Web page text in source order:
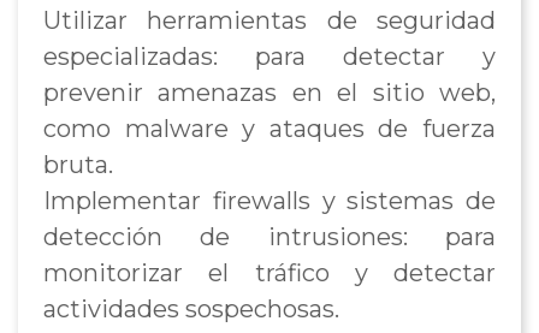
Utilizar herramientas de seguridad
especializadas: para detectar y
prevenir amenazas en el sitio web,
como malware y ataques de fuerza
bruta.
Implementar firewalls y sistemas de
detección de intrusiones: para
monitorizar el tráfico y detectar
actividades sospechosas.